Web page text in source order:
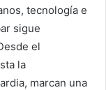
tecnología e
sigue
el
la
marcan una